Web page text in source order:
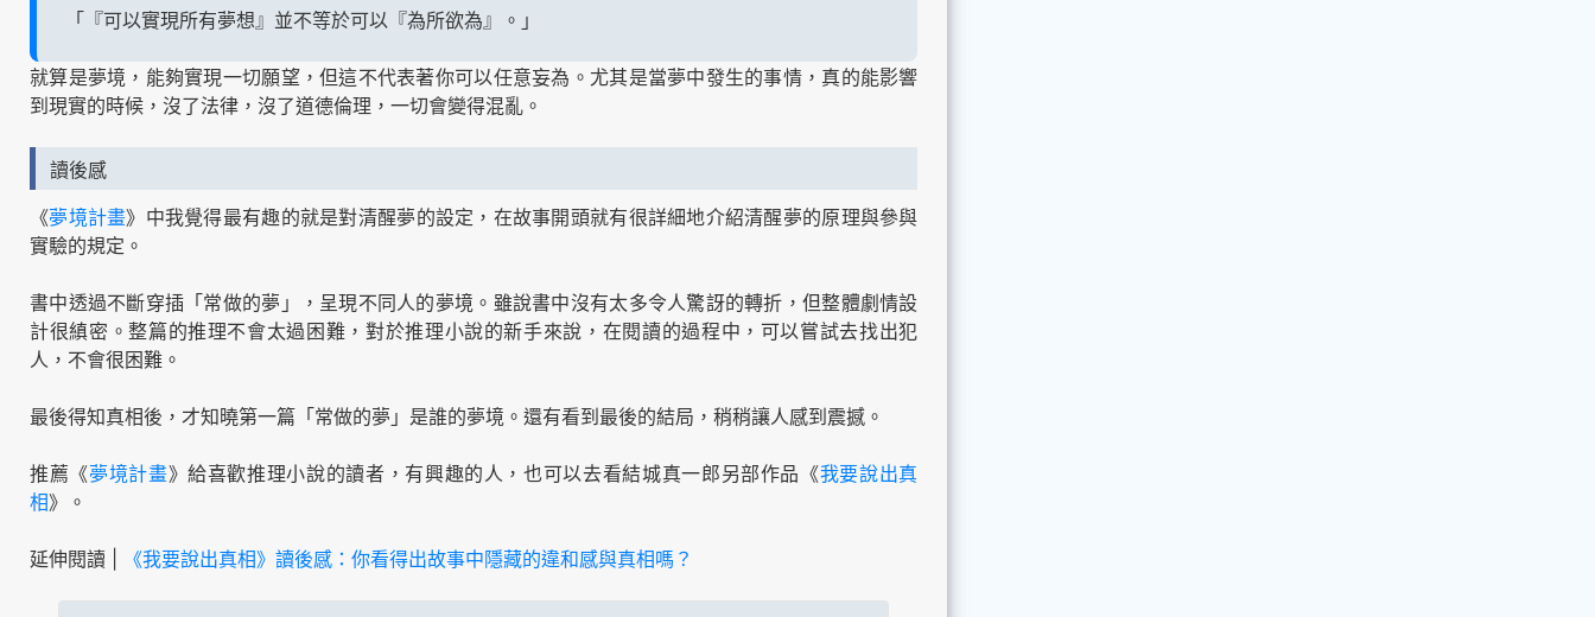
「『可以實現所有夢想』並不等於可以『為所欲為』。」
就算是夢境，能夠實現一切願望，但這不代表著你可以任意妄為。尤其是當夢中發生的事情，真的能影響
到現實的時候，沒了法律，沒了道德倫理，一切會變得混亂。
讀後感
《夢境計畫》中我覺得最有趣的就是對清醒夢的設定，在故事開頭就有很詳細地介紹清醒夢的原理與參與
實驗的規定。
書中透過不斷穿插「常做的夢」，呈現不同人的夢境。雖說書中沒有太多令人驚訝的轉折，但整體劇情設
計很縝密。整篇的推理不會太過困難，對於推理小說的新手來說，在閱讀的過程中，可以嘗試去找出犯
人，不會很困難。
最後得知真相後，才知曉第一篇「常做的夢」是誰的夢境。還有看到最後的結局，稍稍讓人感到震撼。
推薦《夢境計畫》給喜歡推理小說的讀者，有興趣的人，也可以去看結城真一郎另部作品《我要說出真
相》。
延伸閱讀 | 《我要說出真相》讀後感：你看得出故事中隱藏的違和感與真相嗎？